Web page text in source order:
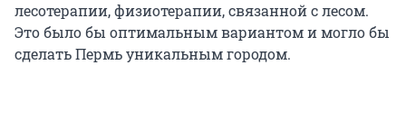
лесотерапии, физиотерапии, связанной с лесом.
Это было бы оптимальным вариантом и могло бы
сделать Пермь уникальным городом.